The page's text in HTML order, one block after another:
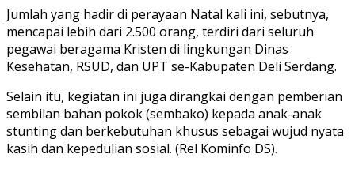
Jumlah yang hadir di perayaan Natal kali ini, sebutnya,
mencapai lebih dari 2.500 orang, terdiri dari seluruh
pegawai beragama Kristen di lingkungan Dinas
Kesehatan, RSUD, dan UPT se-Kabupaten Deli Serdang.
Selain itu, kegiatan ini juga dirangkai dengan pemberian
sembilan bahan pokok (sembako) kepada anak-anak
stunting dan berkebutuhan khusus sebagai wujud nyata
kasih dan kepedulian sosial. (Rel Kominfo DS).